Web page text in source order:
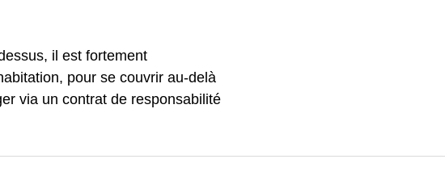
il est fortement
pour se couvrir au-delà
via un contrat de responsabilité